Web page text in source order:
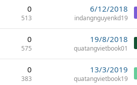
0
513
6/12/2018
indangnguyenkd19
0
575
19/8/2018
quatangvietbook01
0
383
13/3/2019
quatangvietbook19